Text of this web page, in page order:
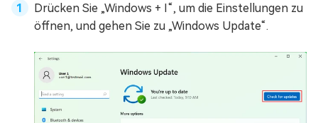
Drücken Sie „Windows + I“, um die Einstellungen zu
öffnen, und gehen Sie zu „Windows Update“.